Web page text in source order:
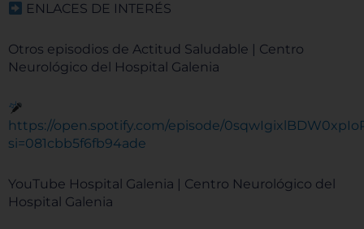
ENLACES DE INTERÉS
Otros episodios de Actitud Saludable | Centro
Neurológico del Hospital Galenia
https://open.spotify.com/episode/
si=081cbb5f6fb94ade
YouTube Hospital Galenia | Centro Neurológico del
Hospital Galenia